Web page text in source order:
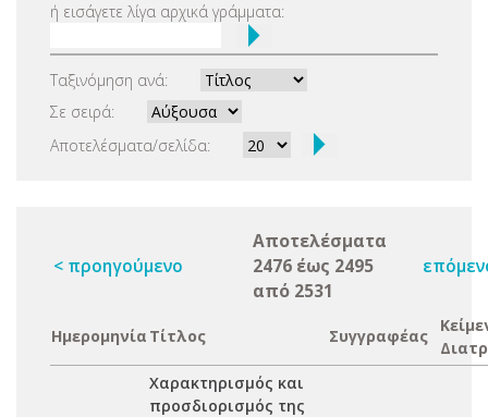
ή εισάγετε λίγα αρχικά γράμματα:
Ταξινόμηση ανά:
Σε σειρά:
Αποτελέσματα/σελίδα:
< προηγούμενο
Αποτελέσματα
2476 έως 2495
από 2531
Ημερομηνία Τίτλος Συγγραφέας
Χαρακτηρισμός και
προσδιορισμός της